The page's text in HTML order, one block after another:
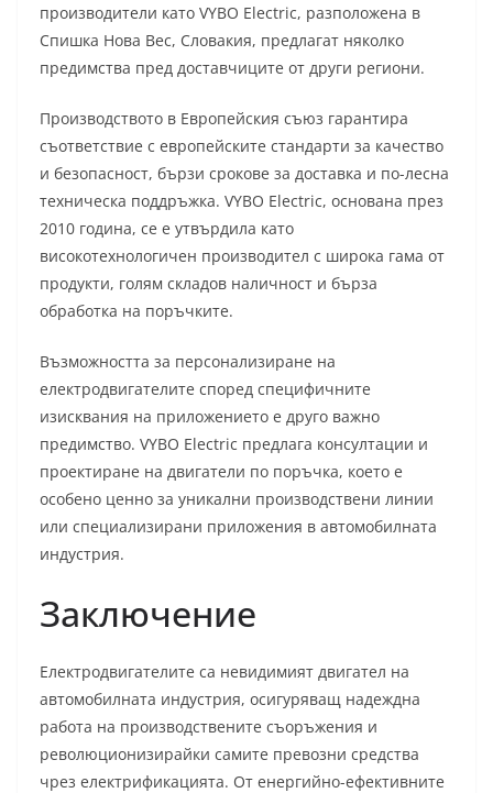
производители като VYBO Electric, разположена в
Спишка Нова Вес, Словакия, предлагат няколко
предимства пред доставчиците от други региони.
Производството в Европейския съюз гарантира
съответствие с европейските стандарти за качество
и безопасност, бързи срокове за доставка и по-лесна
техническа поддръжка. VYBO Electric, основана през
2010 година, се е утвърдила като
високотехнологичен производител с широка гама от
продукти, голям складов наличност и бърза
обработка на поръчките.
Възможността за персонализиране на
електродвигателите според специфичните
изисквания на приложението е друго важно
предимство. VYBO Electric предлага консултации и
проектиране на двигатели по поръчка, което е
особено ценно за уникални производствени линии
или специализирани приложения в автомобилната
индустрия.
Заключение
Електродвигателите са невидимият двигател на
автомобилната индустрия, осигуряващ надеждна
работа на производствените съоръжения и
революционизирайки самите превозни средства
чрез електрификацията. От енергийно-ефективните